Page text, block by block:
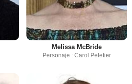
Melissa McBride
Personaje : Carol Peletier